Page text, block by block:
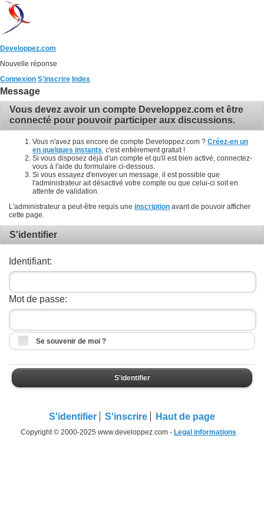
Developpez.com
Nouvelle réponse
Connexion S'inscrire Index
Message
Vous devez avoir un compte Developpez.com et être
connecté pour pouvoir participer aux discussions.
Vous n'avez pas encore de compte Developpez.com ? Créez-en un
en quelques instants , c'est entièrement gratuit !
Si vous disposez déjà d'un compte et qu'il est bien activé, connectez-
vous à l'aide du formulaire ci-dessous.
Si vous essayez d'envoyer un message, il est possible que
l'administrateur ait désactivé votre compte ou que celui-ci soit en
attente de validation.
L'administrateur a peut-être requis une inscription avant de pouvoir afficher
cette page.
S'identifier
Identifiant:
Mot de passe:
Se souvenir de moi ?
S'identifier
S'identifier S'inscrire Haut de page
Copyright © 2000-2025 www.developpez.com - Legal informations